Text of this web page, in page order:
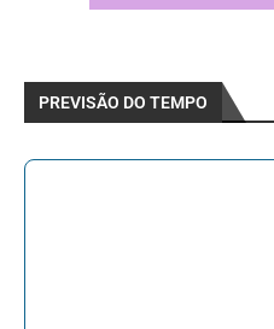
PREVISÃO DO TEMPO